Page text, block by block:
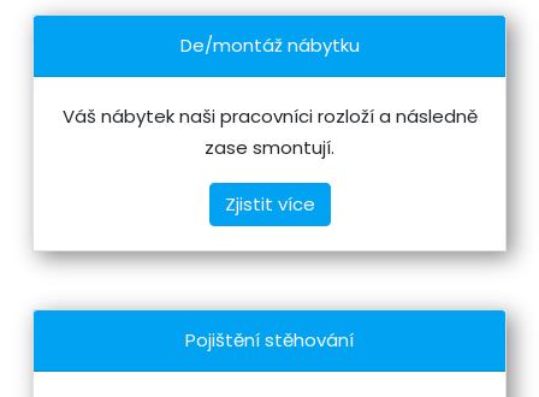
De/montáž nábytku
Váš nábytek naši pracovníci rozloží a následně
zase smontují.
Zjistit více
Pojištění stěhování